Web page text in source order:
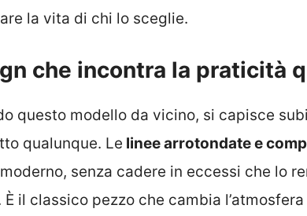
la vita di chi lo sceglie.
che incontra la praticità
questo modello da vicino, si capisce
qualunque. Le linee arrotondate e
senza cadere in eccessi che lo
È il classico pezzo che cambia